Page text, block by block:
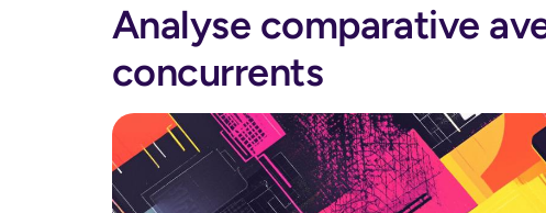
Analyse comparative
concurrents